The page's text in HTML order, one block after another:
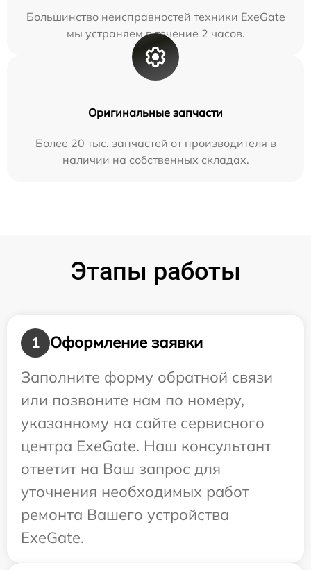
Большинство неисправностей техники ExeGate
мы устраняем в течение 2 часов.
Оригинальные запчасти
Более 20 тыс. запчастей от производителя в
наличии на собственных складах.
Этапы работы
1
Оформление заявки
Заполните форму обратной связи
или позвоните нам по номеру,
указанному на сайте сервисного
центра ExeGate. Наш консультант
ответит на Ваш запрос для
уточнения необходимых работ
ремонта Вашего устройства
ExeGate.